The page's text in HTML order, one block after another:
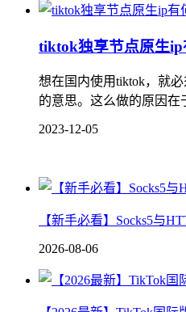
tiktok独享节点原生ip
想在国内使用tiktok，就
的意思。这么做的原因
2023-12-05
【新手必看】Socks5与
2026-08-06